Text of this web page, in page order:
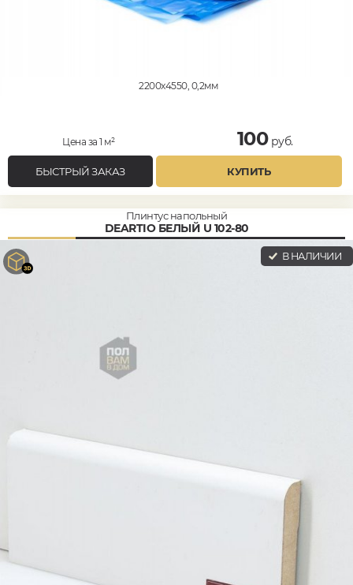
2200x4550, 0,2мм
Цена за 1 м² 100руб.
БЫСТРЫЙ ЗАКАЗ КУПИТЬ
Плинтус напольный
DEARTIO БЕЛЫЙ U 102-80
В НАЛИЧИИ